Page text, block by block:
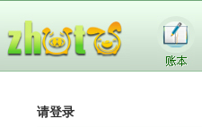
请登录